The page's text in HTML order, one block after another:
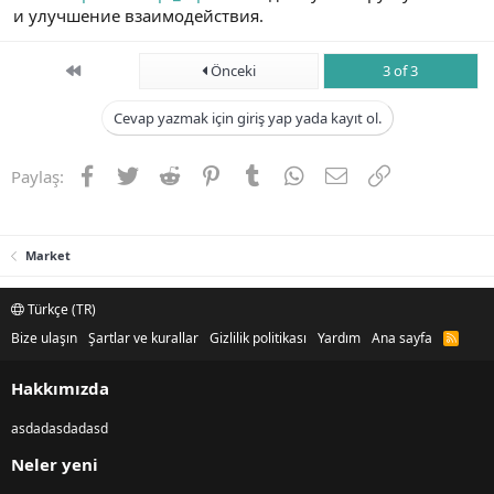
n
i
и улучшение взаимодействия.
First Önceki 3 of 3
Cevap yazmak için giriş yap yada kayıt ol.
Paylaş: Facebook
TwitterReddit PinterestTumblrWhatsApp
E-postaLink
Market
Türkçe (TR)
Bize ulaşın Şartlar ve kurallar Gizlilik politikası Yardım Ana sayfa
R
S
Hakkımızda
asdadasdadasd
Neler yeni